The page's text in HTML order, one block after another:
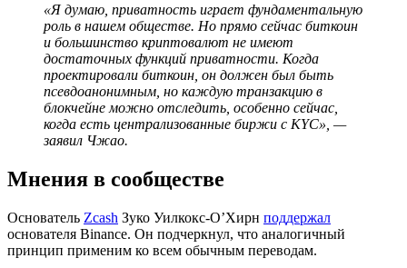
«Я думаю, приватность играет фундаментальную
роль в нашем обществе. Но прямо сейчас биткоин
и большинство криптовалют не имеют
достаточных функций приватности. Когда
проектировали биткоин, он должен был быть
псевдоанонимным, но каждую транзакцию в
блокчейне можно отследить, особенно сейчас,
когда есть централизованные биржи с KYC», —
заявил Чжао.
Мнения в сообществе
Основатель Zcash Зуко Уилкокс-О’Хирн поддержал
основателя Binance. Он подчеркнул, что аналогичный
принцип применим ко всем обычным переводам.